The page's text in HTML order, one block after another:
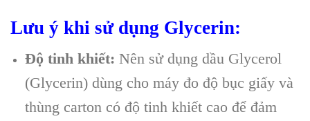
Lưu ý khi sử dụng Glycerin:
Độ tinh khiết: Nên sử dụng dầu Glycerol
(Glycerin) dùng cho máy đo độ bục giấy và
thùng carton có độ tinh khiết cao để đảm